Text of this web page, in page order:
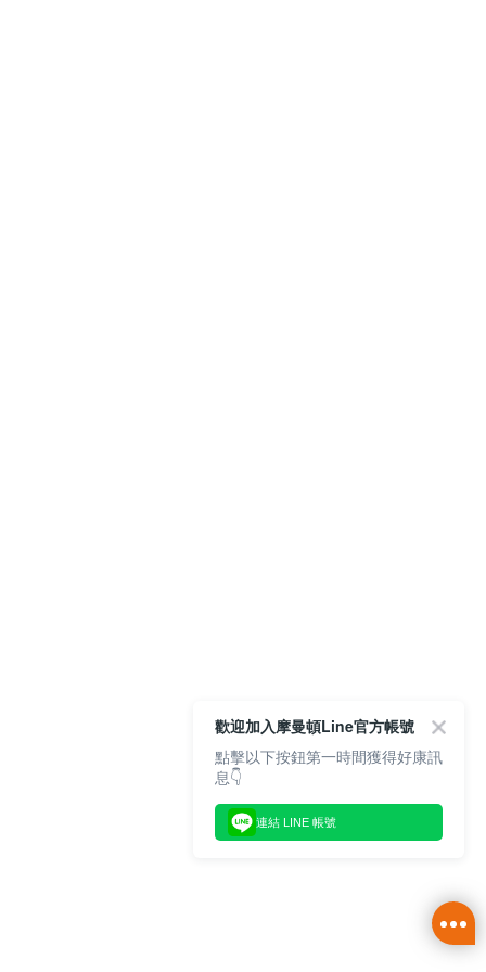
歡迎加入摩曼頓Line官方帳號
點擊以下按鈕第一時間獲得好康訊
息👇
連結 LINE 帳號